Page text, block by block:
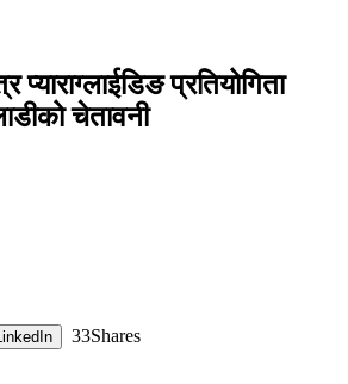
प्रतियोगिता
चेतावनी
33Shares